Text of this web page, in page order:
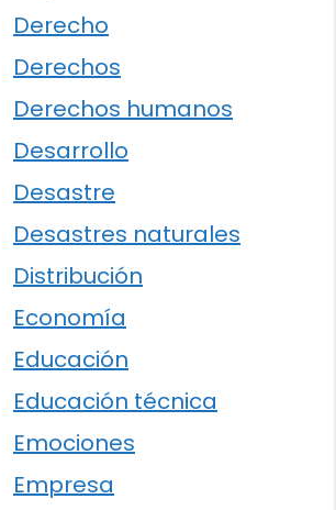
Derecho
Derechos
Derechos humanos
Desarrollo
Desastre
Desastres naturales
Distribución
Economía
Educación
Educación técnica
Emociones
Empresa